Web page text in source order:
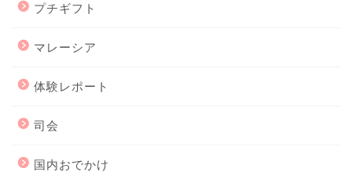
プチギフト
マレーシア
体験レポート
司会
国内おでかけ